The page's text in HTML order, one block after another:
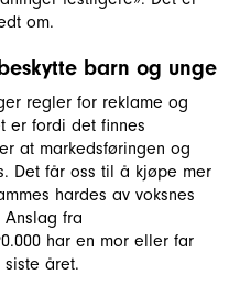
om.
barn og unge
regler for reklame og
er fordi det finnes
at markedsføringen og
Det får oss til å kjøpe mer
hardes av voksnes
fra
har en mor eller far
året.